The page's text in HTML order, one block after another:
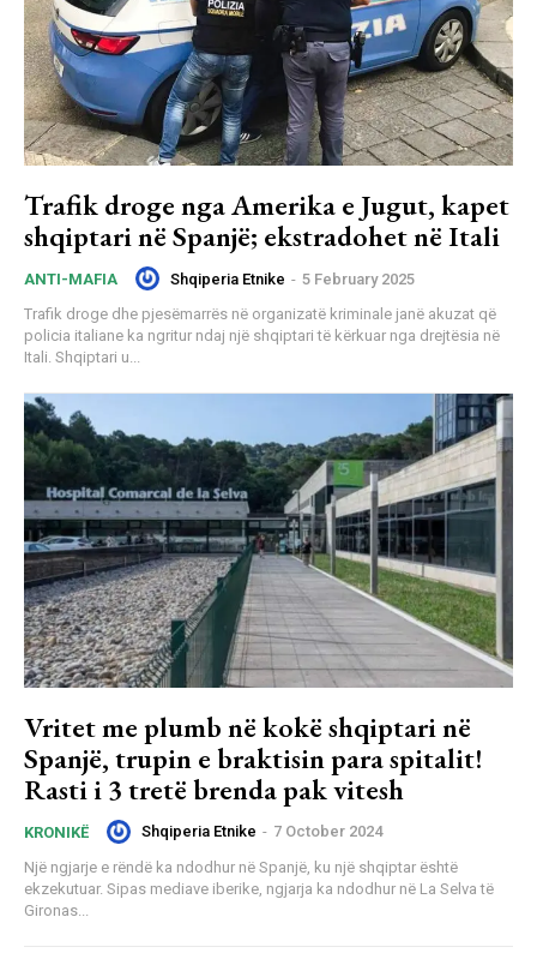
Trafik droge nga Amerika e Jugut, kapet
shqiptari në Spanjë; ekstradohet në Itali
ANTI-MAFIA Shqiperia Etnike - 5 February 2025
Trafik droge dhe pjesëmarrës në organizatë kriminale janë akuzat që
policia italiane ka ngritur ndaj një shqiptari të kërkuar nga drejtësia në
Itali. Shqiptari u...
Vritet me plumb në kokë shqiptari në
Spanjë, trupin e braktisin para spitalit!
Rasti i 3 tretë brenda pak vitesh
KRONIKË Shqiperia Etnike - 7 October 2024
Një ngjarje e rëndë ka ndodhur në Spanjë, ku një shqiptar është
ekzekutuar. Sipas mediave iberike, ngjarja ka ndodhur në La Selva të
Gironas...